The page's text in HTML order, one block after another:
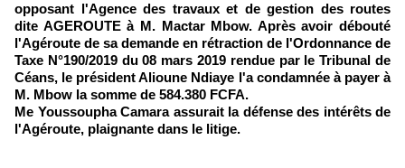
opposant l'Agence des travaux et de gestion des routes
dite AGEROUTE à M. Mactar Mbow. Après avoir débouté
l'Agéroute de sa demande en rétraction de l'Ordonnance de
Taxe N°190/2019 du 08 mars 2019 rendue par le Tribunal de
Céans, le président Alioune Ndiaye l'a condamnée à payer à
M. Mbow la somme de 584.380 FCFA.
Me Youssoupha Camara assurait la défense des intérêts de
l'Agéroute, plaignante dans le litige.